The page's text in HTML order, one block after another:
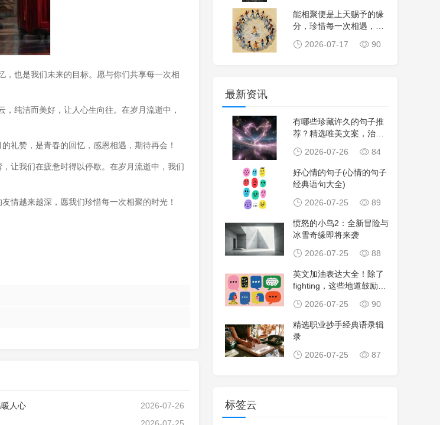
也是我们未来的目标。愿与你们共享每一次相
纯洁而美好，让人心生向往。在岁月流逝中，
礼赞，是青春的回忆，感恩相遇，期待再会！
让我们在疲惫时得以停歇。在岁月流逝中，我们
情越来越深，愿我们珍惜每一次相聚的时光！
2026-07-26
人心
能相聚便是上天赐予的缘
分，珍惜每一次相遇，共
2026-07-17 90
最新资讯
有哪些珍藏许久的句子推
荐？精选唯美文案，治愈
2026-07-26 84
好心情的句子(心情的句子
经典语句大全)
2026-07-25
89
愤怒的小鸟2：全新冒险与
冰雪奇缘即将来袭
2026-07-25
88
英文加油表达大全！除了
fighting，这些地道鼓励句
2026-07-25 90
精选职业抄手经典语录辑
录
2026-07-25
87
标签云